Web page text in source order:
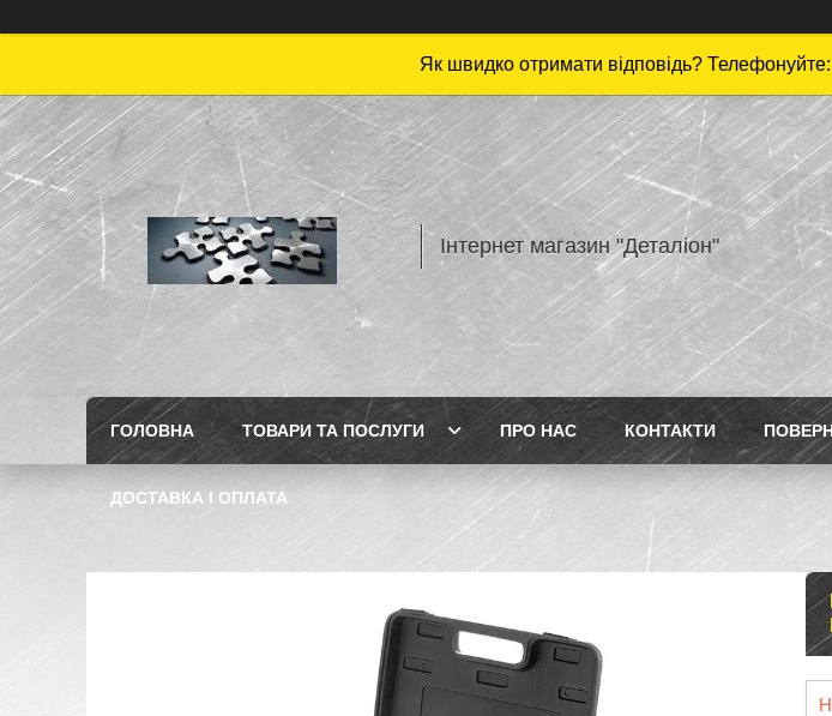
Як швидко отримати відповідь?
Інтернет магазин "Деталіон"
ГОЛОВНА ТОВАРИ ТА ПОСЛУГИ ПРО НАС КОНТАКТИ
ДОСТАВКА І ОПЛАТА